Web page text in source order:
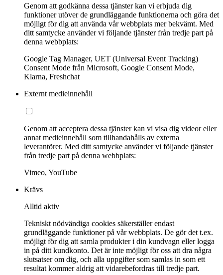
Genom att godkänna dessa tjänster kan vi erbjuda dig
funktioner utöver de grundläggande funktionerna och göra det
möjligt för dig att använda vår webbplats mer bekvämt. Med
ditt samtycke använder vi följande tjänster från tredje part på
denna webbplats:
Google Tag Manager, UET (Universal Event Tracking)
Consent Mode från Microsoft, Google Consent Mode,
Klarna, Freshchat
Externt medieinnehåll
Genom att acceptera dessa tjänster kan vi visa dig videor eller
annat medieinnehåll som tillhandahålls av externa
leverantörer. Med ditt samtycke använder vi följande tjänster
från tredje part på denna webbplats:
Vimeo, YouTube
Krävs
Alltid aktiv
Tekniskt nödvändiga cookies säkerställer endast
grundläggande funktioner på vår webbplats. De gör det t.ex.
möjligt för dig att samla produkter i din kundvagn eller logga
in på ditt kundkonto. Det är inte möjligt för oss att dra några
slutsatser om dig, och alla uppgifter som samlas in som ett
resultat kommer aldrig att vidarebefordras till tredje part.